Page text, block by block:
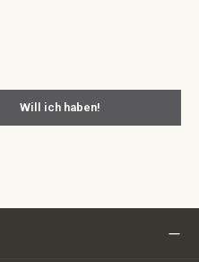
gewünschten
Will ich haben!